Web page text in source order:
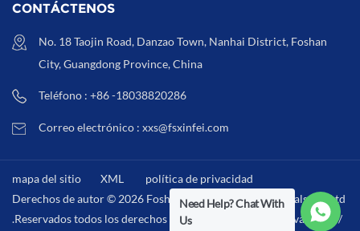
CONTÁCTENOS
No. 18 Taojin Road, Danzao Town, Nanhai District, Foshan
City, Guangdong Province, China
Teléfono : +86 -18038820286
Correo electrónico : xxs@fsxinfei.com
mapa del sitio XML
política de privacidad
Derechos de autor © 2026 Foshan Xinfei Hygiene Materials Co.,Ltd
.Reservados todos los derechos . / XML política de privacidad /
Need Help? Chat With
Us